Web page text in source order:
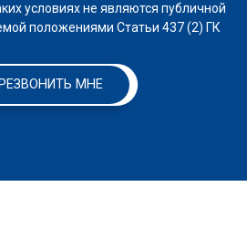
условиях не являются публичной
положениями Статьи 437 (2) ГК
МНЕ